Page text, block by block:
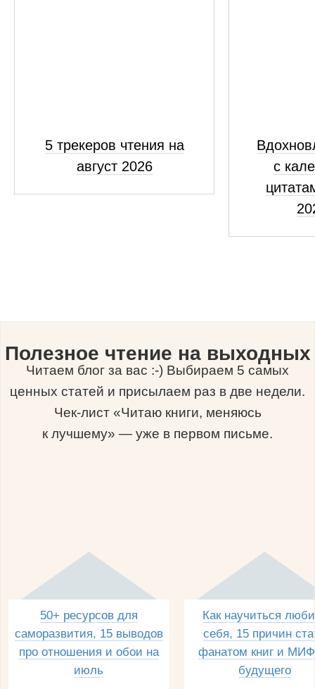
5 трекеров чтения на
август 2026
с
Полезное чтение на выходных
Читаем блог за вас :-) Выбираем 5 самых
ценных статей и присылаем раз в две недели.
Чек-лист «Читаю книги, меняюсь
к лучшему» — уже в первом письме.
50+ ресурсов для
саморазвития, 15 выводов
про отношения и обои на
июль
Как научиться
себя, 15 причин
фанатом книг и
будущего